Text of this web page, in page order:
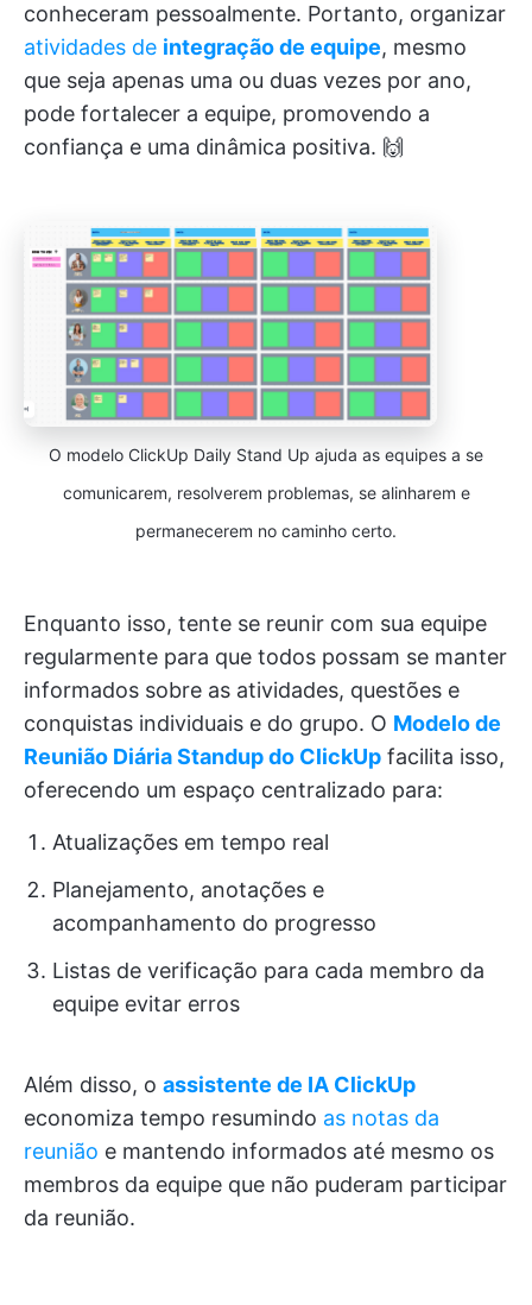
conheceram pessoalmente. Portanto, organizar
atividades de integração de equipe, mesmo
que seja apenas uma ou duas vezes por ano,
pode fortalecer a equipe, promovendo a
confiança e uma dinâmica positiva. 🙌
O modelo ClickUp Daily Stand Up ajuda as equipes a se
comunicarem, resolverem problemas, se alinharem e
permanecerem no caminho certo.
Enquanto isso, tente se reunir com sua equipe
regularmente para que todos possam se manter
informados sobre as atividades, questões e
conquistas individuais e do grupo. O Modelo de
Reunião Diária Standup do ClickUp facilita isso,
oferecendo um espaço centralizado para:
Atualizações em tempo real
Planejamento, anotações e
acompanhamento do progresso
Listas de verificação para cada membro da
equipe evitar erros
Além disso, o assistente de IA ClickUp
economiza tempo resumindo as notas da
reunião e mantendo informados até mesmo os
membros da equipe que não puderam participar
da reunião.